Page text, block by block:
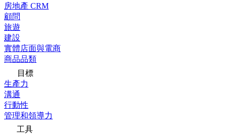
房地產 CRM
顧問
旅遊
建設
實體店面與電商
商品品類
目標
生產力
溝通
行動性
管理和領導力
工具